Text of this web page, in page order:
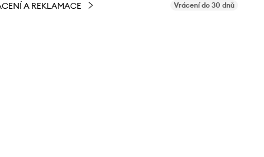
A REKLAMACE Vrácení do 30 dnů